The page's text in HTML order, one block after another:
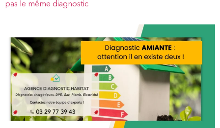
pas le même diagnostic